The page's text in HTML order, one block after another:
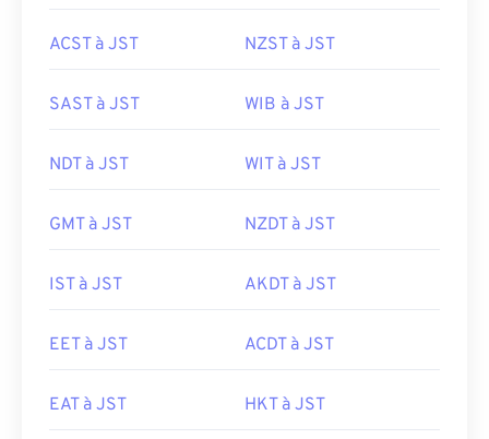
ACST à JST NZST à JST
SAST à JST WIB à JST
NDT à JST WIT à JST
GMT à JST NZDT à JST
IST à JST AKDT à JST
EET à JST ACDT à JST
EAT à JST HKT à JST